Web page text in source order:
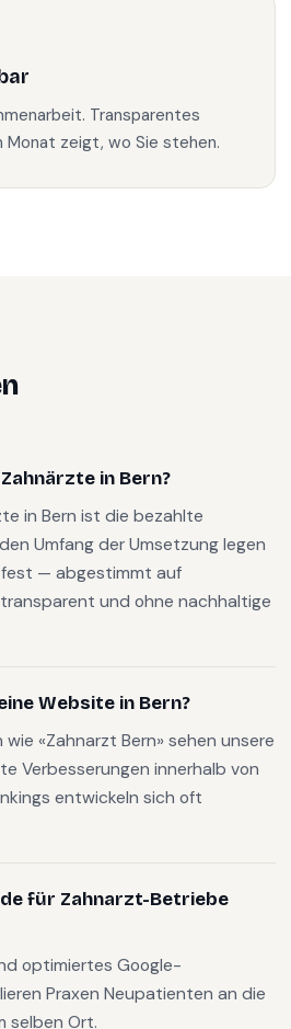
Transparentes
Monat zeigt, wo Sie stehen.
in Bern?
in Bern ist die bezahlte
Umfang der Umsetzung legen
fest — abgestimmt auf
und ohne nachhaltige
Website in Bern?
«Zahnarzt Bern» sehen unsere
Verbesserungen innerhalb von
entwickeln sich oft
für Zahnarzt-Betriebe
optimiertes Google-
Praxen Neupatienten an die
selben Ort.